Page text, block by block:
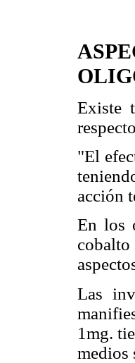
Existe
"El
acción
En los
Las
1mg.
medios